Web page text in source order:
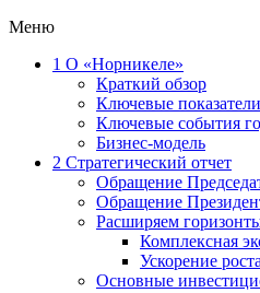
Меню
1 О «Норникеле»
Краткий обзор
Ключевые показатели
Ключевые события
Бизнес-модель
2 Стратегический отчет
Обращение
Обращение
Расширяем
Комплексная
Ускорение
Основные